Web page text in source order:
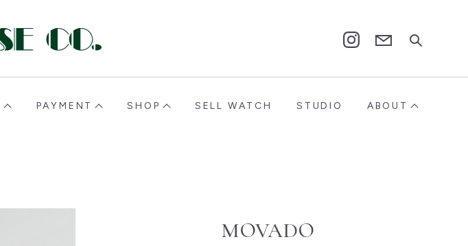
PAYMENT SHOP SELL WATCH STUDIO ABOUT
MOVADO